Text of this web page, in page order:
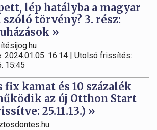
lép hatályba a magyar
törvény? 3. rész:
»
2024.01.05. 16:14 | Utolsó frissítés:
15:45
fix kamat és 10 százalék
az új Otthon Start
25.11.13.) »